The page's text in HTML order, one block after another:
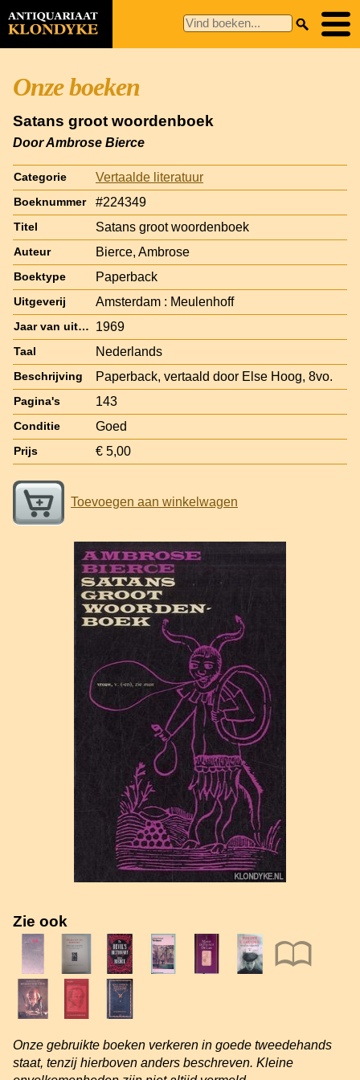
Onze boeken
Satans groot woordenboek
Door Ambrose Bierce
Categorie Vertaalde literatuur
Boeknummer #224349
Titel Satans groot woordenboek
Auteur Bierce, Ambrose
Boektype Paperback
Uitgeverij Amsterdam : Meulenhoff
Jaar van uitgave 1969
Taal Nederlands
Beschrijving Paperback, vertaald door Else Hoog, 8vo.
Pagina's 143
Conditie Goed
Prijs € 5,00
Toevoegen aan winkelwagen
Zie ook
Onze gebruikte boeken verkeren in goede tweedehands
staat, tenzij hierboven anders beschreven. Kleine